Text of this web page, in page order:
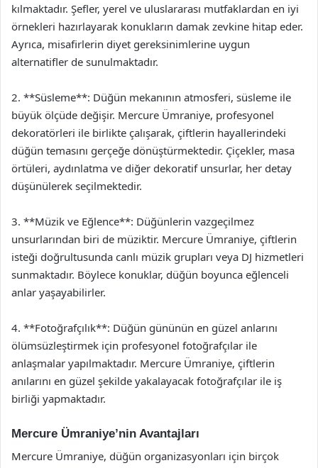
kılmaktadır. Şefler, yerel ve uluslararası mutfaklardan en iyi
örnekleri hazırlayarak konukların damak zevkine hitap eder.
Ayrıca, misafirlerin diyet gereksinimlerine uygun
alternatifler de sunulmaktadır.
2. **Süsleme**: Düğün mekanının atmosferi, süsleme ile
büyük ölçüde değişir. Mercure Ümraniye, profesyonel
dekoratörleri ile birlikte çalışarak, çiftlerin hayallerindeki
düğün temasını gerçeğe dönüştürmektedir. Çiçekler, masa
örtüleri, aydınlatma ve diğer dekoratif unsurlar, her detay
düşünülerek seçilmektedir.
3. **Müzik ve Eğlence**: Düğünlerin vazgeçilmez
unsurlarından biri de müziktir. Mercure Ümraniye, çiftlerin
isteği doğrultusunda canlı müzik grupları veya DJ hizmetleri
sunmaktadır. Böylece konuklar, düğün boyunca eğlenceli
anlar yaşayabilirler.
4. **Fotoğrafçılık**: Düğün gününün en güzel anlarını
ölümsüzleştirmek için profesyonel fotoğrafçılar ile
anlaşmalar yapılmaktadır. Mercure Ümraniye, çiftlerin
anılarını en güzel şekilde yakalayacak fotoğrafçılar ile iş
birliği yapmaktadır.
Mercure Ümraniye’nin Avantajları
Mercure Ümraniye, düğün organizasyonları için birçok